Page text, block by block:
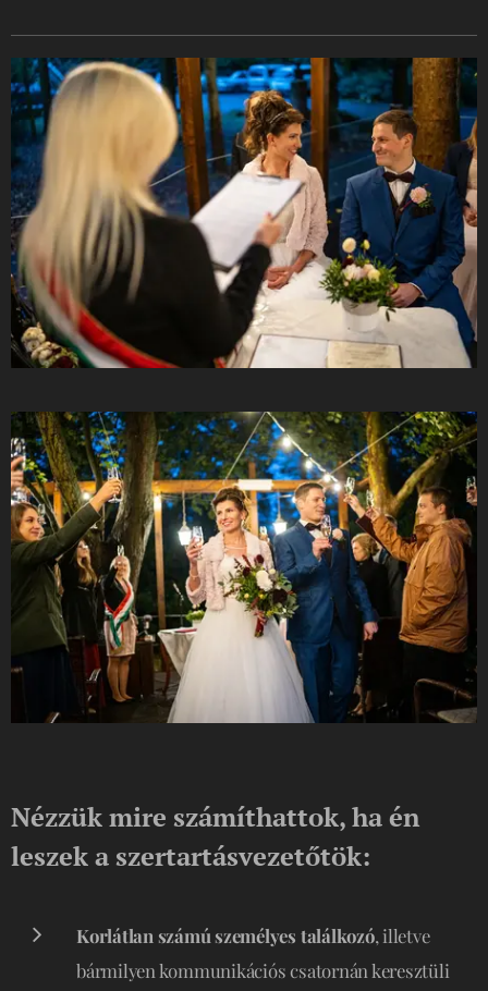
Nézzük mire számíthattok, ha én
leszek a szertartásvezetőtök:
Korlátlan számú személyes találkozó, illetve
bármilyen kommunikációs csatornán keresztüli